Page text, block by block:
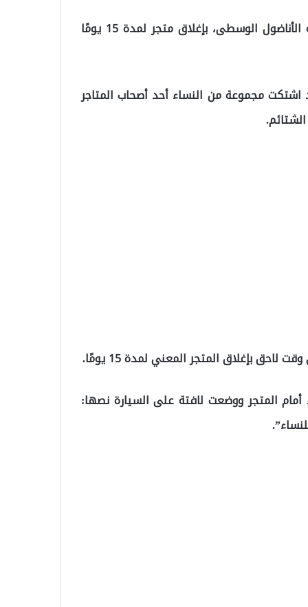
أمرت بلدية أكبينار التركية في مقاطعة كيرشهر بمنطقة الأناضول الوسطى، بإغلاق متجر لمدة 15 يومًا
اشتكت مجموعة من النساء أحد أصحاب المتاجر
بإغلاق المتجر المعني لمدة 15 يومًا.
أمام المتجر ووضعت لافتة على السيارة نصها: